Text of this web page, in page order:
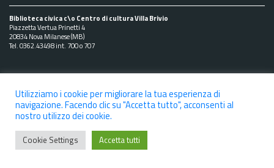
Biblioteca civica c\o Centro di cultura Villa Brivio
Piazzetta Vertua Prinetti 4
20834 Nova Milanese (MB)
Tel. 0362.43498 int. 700 o 707
NOTE LEGALI PRIVACY POLICY
COOKIE POLICY
DICHIARAZIONE DI ACCESSIBILITÀ
CREDITS
Utilizziamo i cookie per migliorare la tua esperienza di
navigazione. Facendo clic su "Accetta tutto", acconsenti al
nostro utilizzo dei cookie.
Cookie Settings Accetta tutti